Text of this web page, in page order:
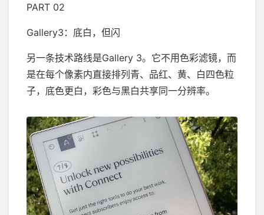
PART 02
Gallery3：底白，但闪
另一条技术路线是Gallery 3。它不用色彩滤镜，而
是在每个像素内直接排列青、品红、黄、白四色粒
子，底色更白，彩色与黑白共享同一分辨率。